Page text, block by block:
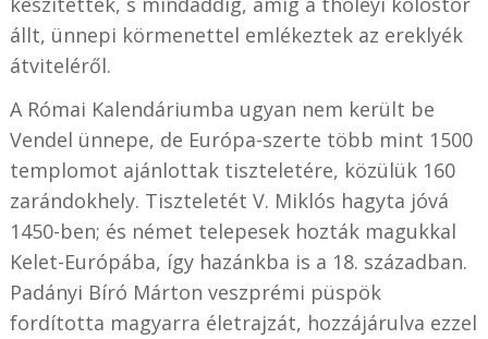
állt, ünnepi körmenettel emlékeztek az ereklyék
átviteléről.
A Római Kalendáriumba ugyan nem került be
Vendel ünnepe, de Európa-szerte több mint 1500
templomot ajánlottak tiszteletére, közülük 160
zarándokhely. Tiszteletét V. Miklós hagyta jóvá
1450-ben; és német telepesek hozták magukkal
Kelet-Európába, így hazánkba is a 18. században.
Padányi Bíró Márton veszprémi püspök
fordította magyarra életrajzát, hozzájárulva ezzel